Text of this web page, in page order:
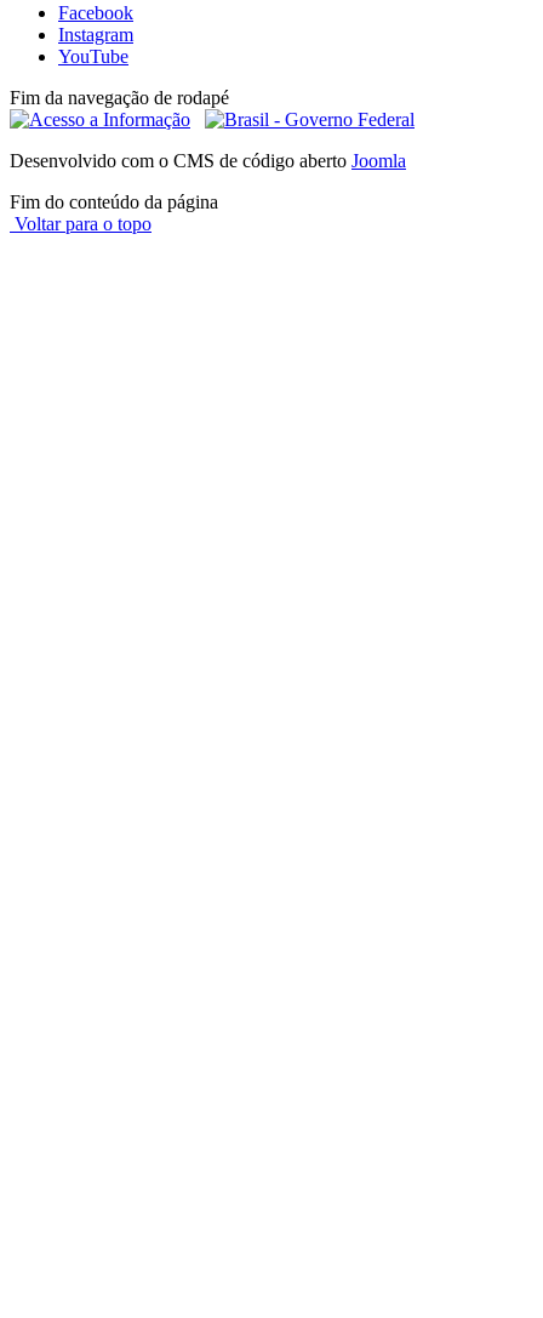
Facebook
Instagram
YouTube
Fim da navegação de rodapé
Desenvolvido com o CMS de código aberto Joomla
Fim do conteúdo da página
Voltar para o topo